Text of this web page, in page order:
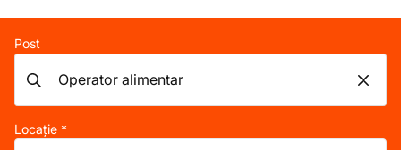
Post
Locație *